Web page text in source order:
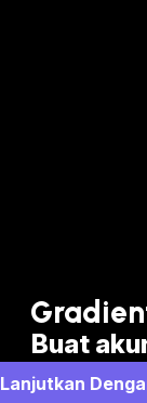
Buat
Lanjutkan